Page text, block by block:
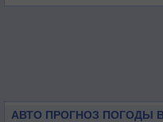
АВТО ПРОГНОЗ ПОГОДЫ